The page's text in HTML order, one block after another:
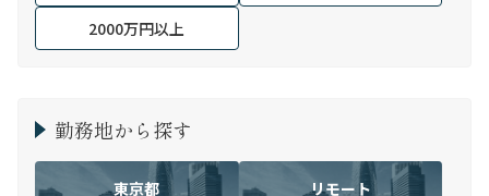
2000万円以上
勤務地から探す
東京都 リモート